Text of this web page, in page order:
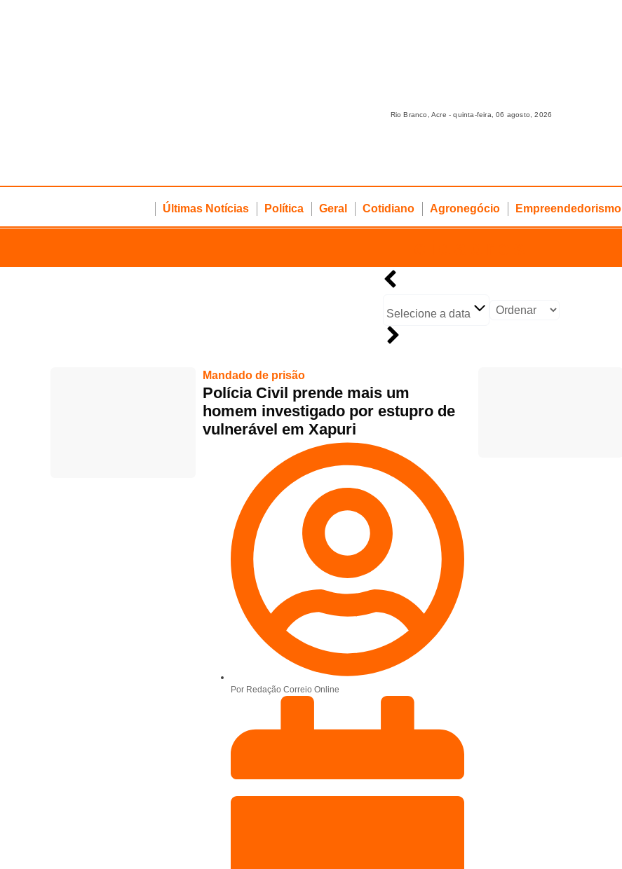
Rio Branco, Acre - quinta-feira, 06 agosto, 2026
Últimas Notícias Política Geral Cotidiano Agronegócio Empreendedorismo
Selecione a data
Mandado de prisão
Polícia Civil prende mais um
homem investigado por estupro de
vulnerável em Xapuri
Por Redação Correio Online